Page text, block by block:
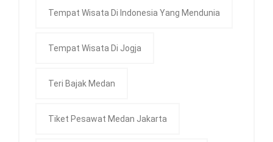
Tempat Wisata Di Indonesia Yang Mendunia
Tempat Wisata Di Jogja
Teri Bajak Medan
Tiket Pesawat Medan Jakarta